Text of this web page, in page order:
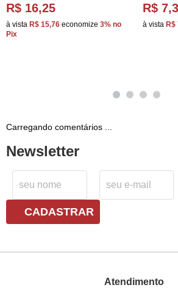
R$ 16,25
à vista R$ 15,76 economize 3% no
Pix
R$
à vista R$
Carregando comentários ...
Newsletter
CADASTRAR
Atendimento